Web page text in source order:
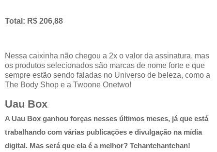
Total: R$ 206,88
Nessa caixinha não chegou a 2x o valor da assinatura, mas
os produtos selecionados são marcas de nome forte e que
sempre estão sendo faladas no Universo de beleza, como a
The Body Shop e a Twoone Onetwo!
Uau Box
A Uau Box ganhou forças nesses últimos meses, já que está
trabalhando com várias publicações e divulgação na mídia
digital. Mas será que ela é a melhor? Tchantchantchan!